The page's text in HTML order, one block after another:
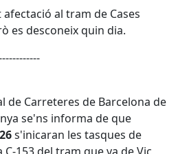
al tram de Cases
es desconeix quin dia.
de Carreteres de Barcelona de
se'ns informa de que
s'inicaran les tasques de